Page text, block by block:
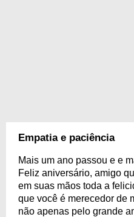
Empatia e paciência
Mais um ano passou e e
Feliz aniversário, amigo
em suas mãos toda a
que você é merecedor de
não apenas pelo grande